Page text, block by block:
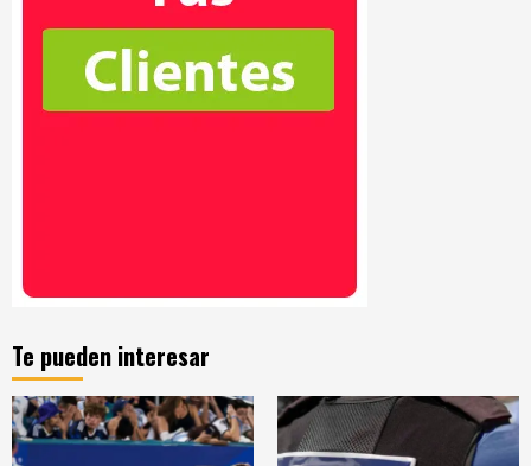
Te pueden interesar